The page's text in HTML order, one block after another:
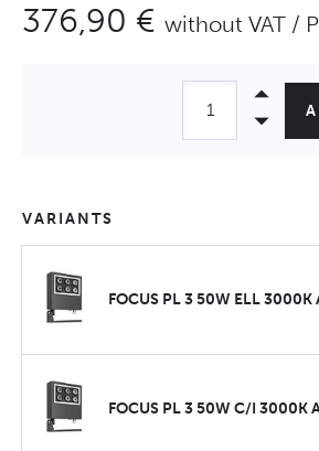
376,90 € without VAT /
VARIANTS
FOCUS PL 3 50W ELL 3000K
FOCUS PL 3 50W C/I 3000K